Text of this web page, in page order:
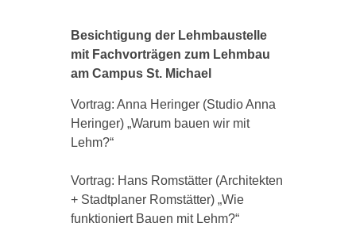
Besichtigung der Lehmbaustelle
mit Fachvorträgen zum Lehmbau
am Campus St. Michael
Vortrag: Anna Heringer (Studio Anna
Heringer) „Warum bauen wir mit
Lehm?“
Vortrag: Hans Romstätter (Architekten
+ Stadtplaner Romstätter) „Wie
funktioniert Bauen mit Lehm?“